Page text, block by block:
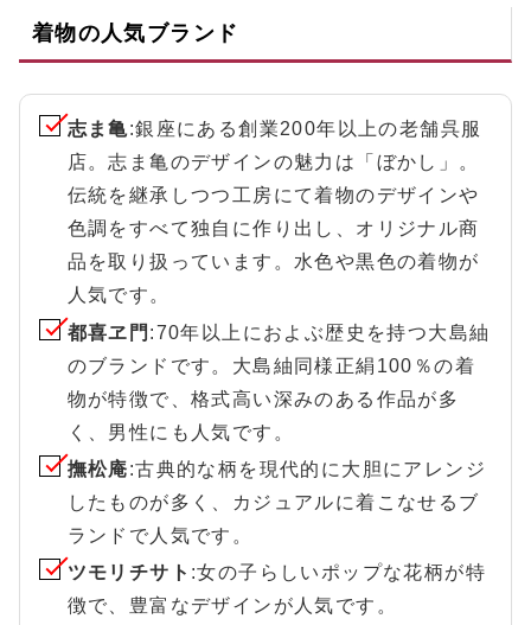
着物の人気ブランド
志ま亀:銀座にある創業200年以上の老舗呉服
店。志ま亀のデザインの魅力は「ぼかし」。
伝統を継承しつつ工房にて着物のデザインや
色調をすべて独自に作り出し、オリジナル商
品を取り扱っています。水色や黒色の着物が
人気です。
都喜ヱ門 :70年以上におよぶ歴史を持つ大島紬
のブランドです。大島紬同様正絹100％の着
物が特徴で、格式高い深みのある作品が多
く、男性にも人気です。
撫松庵:古典的な柄を現代的に大胆にアレンジ
したものが多く、カジュアルに着こなせるブ
ランドで人気です。
ツモリチサト :女の子らしいポップな花柄が特
徴で、豊富なデザインが人気です。